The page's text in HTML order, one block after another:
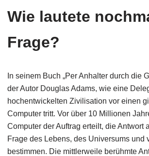
Wie lautete
Frage?
In seinem Buch „Per Anhalter durch die
der Autor Douglas Adams, wie eine
hochentwickelten Zivilisation vor einen
Computer tritt. Vor über 10 Millionen
Computer der Auftrag erteilt, die Antwort
Frage des Lebens, des Universums und
bestimmen. Die mittlerweile berühmte